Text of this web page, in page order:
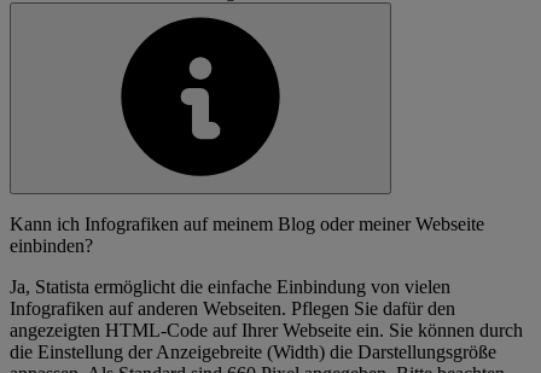
Kann ich Infografiken auf meinem Blog oder meiner Webseite
einbinden?
Ja, Statista ermöglicht die einfache Einbindung von vielen
Infografiken auf anderen Webseiten. Pflegen Sie dafür den
angezeigten HTML-Code auf Ihrer Webseite ein. Sie können durch
die Einstellung der Anzeigebreite (Width) die Darstellungsgröße